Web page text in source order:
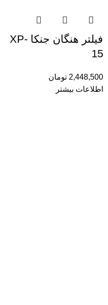
فیلتر هنگان جنکا XP-
15
2,448,500 تومان
اطلاعات بیشتر